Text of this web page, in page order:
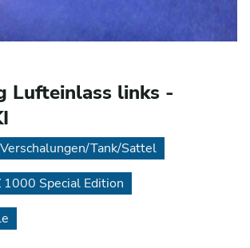
Lufteinlass links -
Verschalungen/Tank/Sattel
Special Edition